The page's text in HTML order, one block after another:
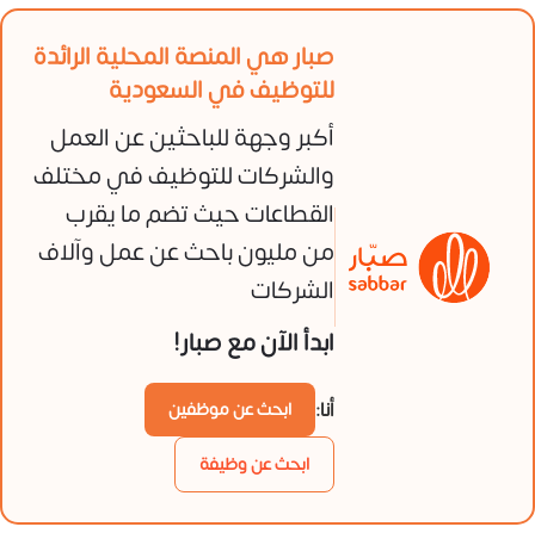
صبار هي المنصة المحلية الرائدة
للتوظيف في السعودية
أكبر وجهة للباحثين عن العمل
والشركات للتوظيف في مختلف
القطاعات حيث تضم ما يقرب
من مليون باحث عن عمل وآلاف
الشركات
ابدأ الآن مع صبار!
أنا:
ابحث عن موظفين
ابحث عن وظيفة